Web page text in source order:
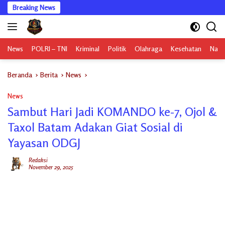
Langsung
ke
konten
Breaking News
News POLRI – TNI Kriminal Politik Olahraga Kesehatan
Beranda Berita News
News
Sambut Hari Jadi KOMANDO ke-7, Ojol &
Taxol Batam Adakan Giat Sosial di
Yayasan ODGJ
Redaksi
November 29, 2025